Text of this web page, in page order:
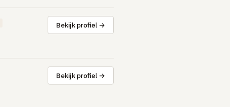
Bekijk profiel →
Bekijk profiel →